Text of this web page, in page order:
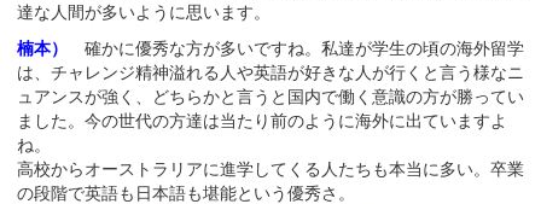
達な人間が多いように思います。
楠本）
確かに優秀な方が多いですね。私達が学生の頃の海外留学
は、チャレンジ精神溢れる人や英語が好きな人が行くと言う様なニ
ュアンスが強く、どちらかと言うと国内で働く意識の方が勝ってい
ました。今の世代の方達は当たり前のように海外に出ていますよ
ね。
高校からオーストラリアに進学してくる人たちも本当に多い。卒業
の段階で英語も日本語も堪能という優秀さ。